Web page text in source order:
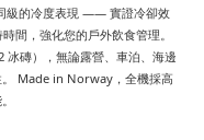
級的冷度表現 —— 實證冷卻效
間，強化您的戶外飲食管理。
冰磚），無論露營、車泊、海邊
。 Made in Norway，全機採高